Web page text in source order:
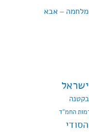
מלחמה – אבא
החמ"ד